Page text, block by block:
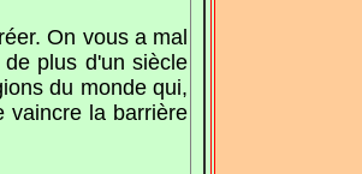
On vous a mal
plus d'un siècle
du monde qui,
vaincre la barrière